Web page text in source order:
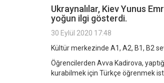
Ukraynalılar, Kiev Yunus
yoğun ilgi gösterdi.
30 Eylül 2020 17:48
Kültür merkezinde A1, A2, B1, B2
Öğrencilerden Avva Kadirova,
kurabilmek için Türkçe öğrenmek